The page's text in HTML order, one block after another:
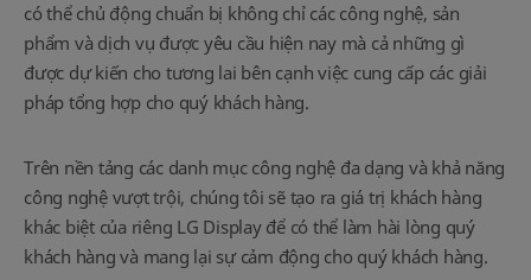
có thể chủ động chuẩn bị không chỉ các công nghệ, sản
phẩm và dịch vụ được yêu cầu hiện nay mà cả những gì
được dự kiến cho tương lai bên cạnh việc cung cấp các giải
pháp tổng hợp cho quý khách hàng.
Trên nền tảng các danh mục công nghệ đa dạng và khả năng
công nghệ vượt trội, chúng tôi sẽ tạo ra giá trị khách hàng
khác biệt của riêng LG Display để có thể làm hài lòng quý
khách hàng và mang lại sự cảm động cho quý khách hàng.